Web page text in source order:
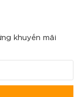
khuyến mãi